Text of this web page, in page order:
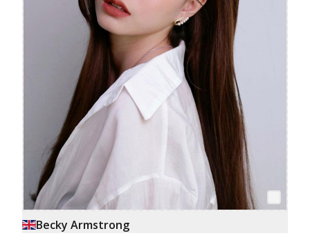
Becky Armstrong